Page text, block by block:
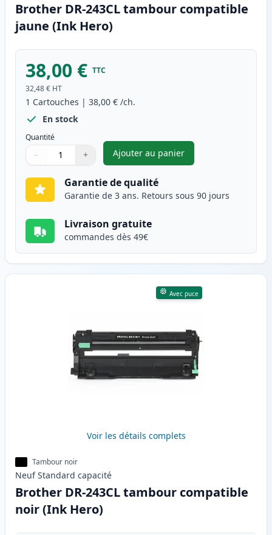
Brother DR-243CL tambour compatible
jaune (Ink Hero)
38,00 € TTC
32,48 € HT
1 Cartouches | 38,00 € /ch.
En stock
Quantité
Quantité
Utilisez les boutons pour ajuster
− +
Quantité
Ajouter au panier
,Brother DR-243CL tambour
Garantie de qualité
Garantie de 3 ans. Retours sous 90 jours
Livraison gratuite
commandes dès 49€
Avec puce
Voir les détails complets
Tambour noir
Neuf Standard capacité
Brother DR-243CL tambour compatible
noir (Ink Hero)